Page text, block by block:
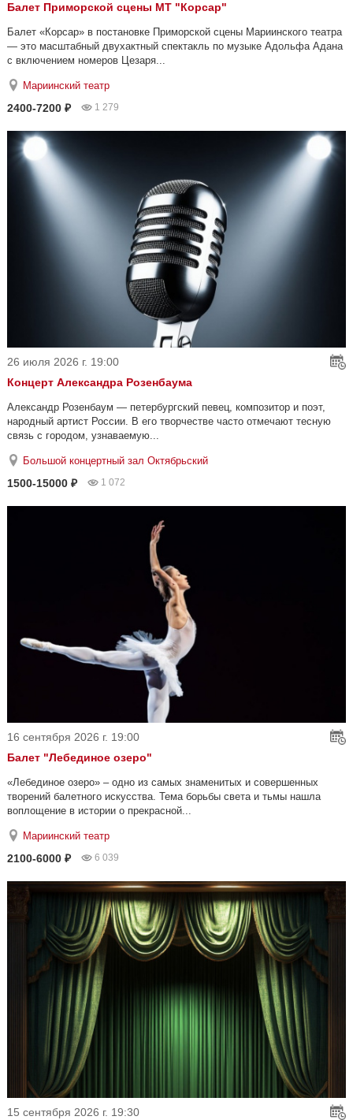
Балет Приморской сцены МТ "Корсар"
Балет «Корсар» в постановке Приморской сцены Мариинского театра
— это масштабный двухактный спектакль по музыке Адольфа Адана
с включением номеров Цезаря...
Мариинский театр
2400-7200 ₽ 1 279
26 июля 2026 г. 19:00
Концерт Александра Розенбаума
Александр Розенбаум — петербургский певец, композитор и поэт,
народный артист России. В его творчестве часто отмечают тесную
связь с городом, узнаваемую...
Большой концертный зал Октябрьский
1500-15000 ₽ 1 072
16 сентября 2026 г. 19:00
Балет "Лебединое озеро"
«Лебединое озеро» – одно из самых знаменитых и совершенных
творений балетного искусства. Тема борьбы света и тьмы нашла
воплощение в истории о прекрасной...
Мариинский театр
2100-6000 ₽ 6 039
15 сентября 2026 г. 19:30